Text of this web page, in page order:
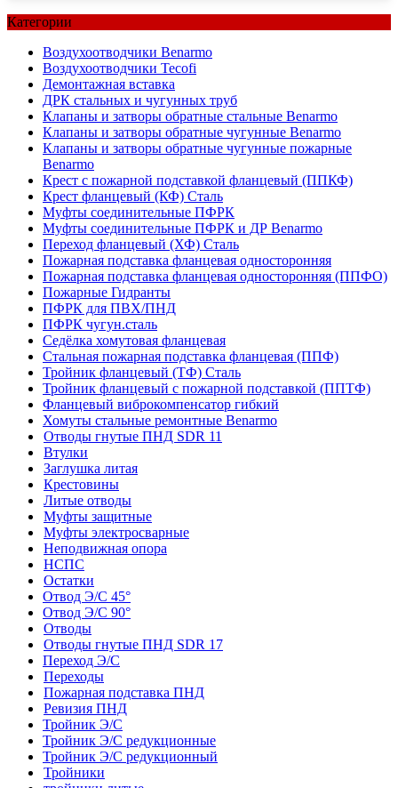
Категории
Воздухоотводчики Benarmo
Воздухоотводчики Tecofi
Демонтажная вставка
ДРК стальных и чугунных труб
Клапаны и затворы обратные стальные Benarmo
Клапаны и затворы обратные чугунные Benarmo
Клапаны и затворы обратные чугунные пожарные
Benarmo
Крест с пожарной подставкой фланцевый (ППКФ)
Крест фланцевый (КФ) Сталь
Муфты соединительные ПФРК
Муфты соединительные ПФРК и ДР Benarmo
Переход фланцевый (ХФ) Сталь
Пожарная подставка фланцевая односторонняя
Пожарная подставка фланцевая односторонняя (ППФО)
Пожарные Гидранты
ПФРК для ПВХ/ПНД
ПФРК чугун.сталь
Седёлка хомутовая фланцевая
Стальная пожарная подставка фланцевая (ППФ)
Тройник фланцевый (ТФ) Сталь
Тройник фланцевый с пожарной подставкой (ППТФ)
Фланцевый виброкомпенсатор гибкий
Хомуты стальные ремонтные Benarmo
Отводы гнутые ПНД SDR 11
Втулки
Заглушка литая
Крестовины
Литые отводы
Муфты защитные
Муфты электросварные
Неподвижная опора
НСПС
Остатки
Отвод Э/С 45°
Отвод Э/С 90°
Отводы
Отводы гнутые ПНД SDR 17
Переход Э/С
Переходы
Пожарная подставка ПНД
Ревизия ПНД
Тройник Э/С
Тройник Э/С редукционные
Тройник Э/С редукционный
Тройники